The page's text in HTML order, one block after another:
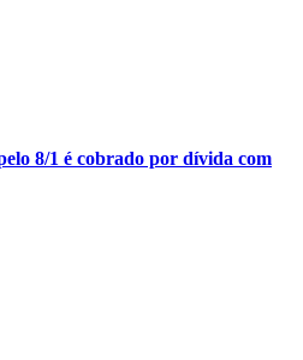
8/1 é cobrado por dívida com